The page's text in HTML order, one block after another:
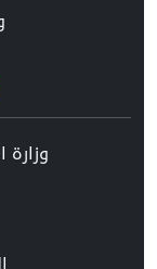
وزارة